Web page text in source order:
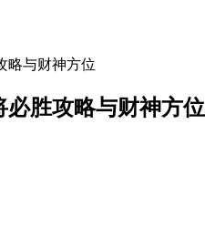
略与财神方位
必胜攻略与财神方位